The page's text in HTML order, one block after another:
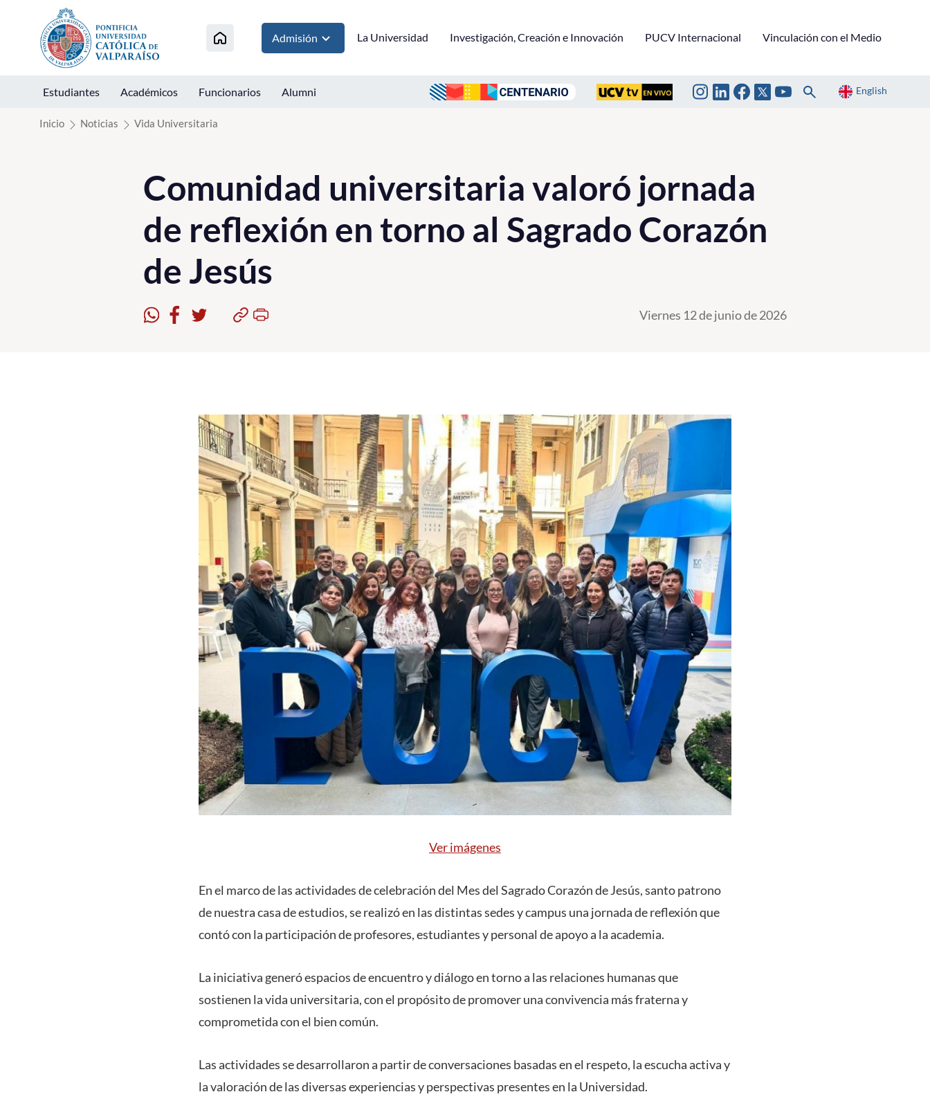
Click acá para ir directamente al contenido
Admisión La Universidad Investigación, Creación e Innovación PUCV Internacional Vinculación con el Medio
Estudiantes Académicos Funcionarios Alumni English
Inicio Noticias Vida Universitaria
Comunidad universitaria valoró jornada
de reflexión en torno al Sagrado Corazón
de Jesús
Viernes 12 de junio de 2026
Ver imágenes
En el marco de las actividades de celebración del Mes del Sagrado Corazón de Jesús, santo patrono
de nuestra casa de estudios, se realizó en las distintas sedes y campus una jornada de reflexión que
contó con la participación de profesores, estudiantes y personal de apoyo a la academia.
La iniciativa generó espacios de encuentro y diálogo en torno a las relaciones humanas que
sostienen la vida universitaria, con el propósito de promover una convivencia más fraterna y
comprometida con el bien común.
Las actividades se desarrollaron a partir de conversaciones basadas en el respeto, la escucha activa y
la valoración de las diversas experiencias y perspectivas presentes en la Universidad.